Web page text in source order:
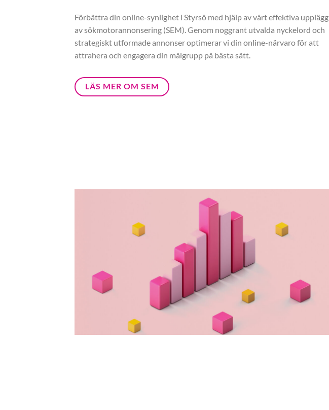
Förbättra din online-synlighet i Styrsö med hjälp av vårt effektiva upplägg
av sökmotorannonsering (SEM). Genom noggrant utvalda nyckelord och
strategiskt utformade annonser optimerar vi din online-närvaro för att
attrahera och engagera din målgrupp på bästa sätt.
LÄS MER OM SEM